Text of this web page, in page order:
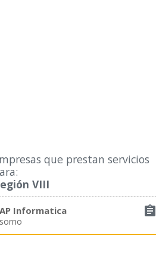
que prestan servicios
VIII

Informatica